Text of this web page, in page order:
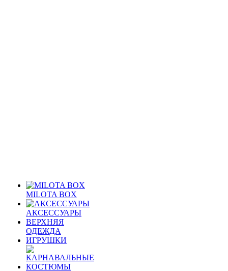
MILOTA BOX
АКСЕССУАРЫ
ВЕРХНЯЯ
ОДЕЖДА
ИГРУШКИ